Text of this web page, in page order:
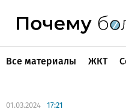
Все материалы ЖКТ
01.03.2024 17:21